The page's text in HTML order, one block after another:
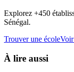
Explorez +450
Sénégal.
Trouver une école
À lire aussi